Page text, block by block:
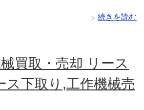
続きを読む
買取・売却 リース
ス下取り,工作機械売